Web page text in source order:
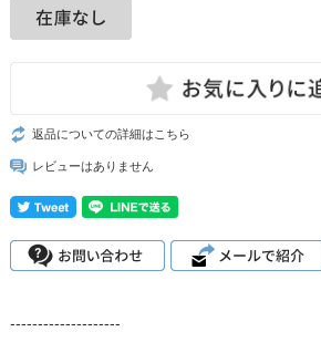
返品についての詳細はこちら
レビューはありません
--------------------